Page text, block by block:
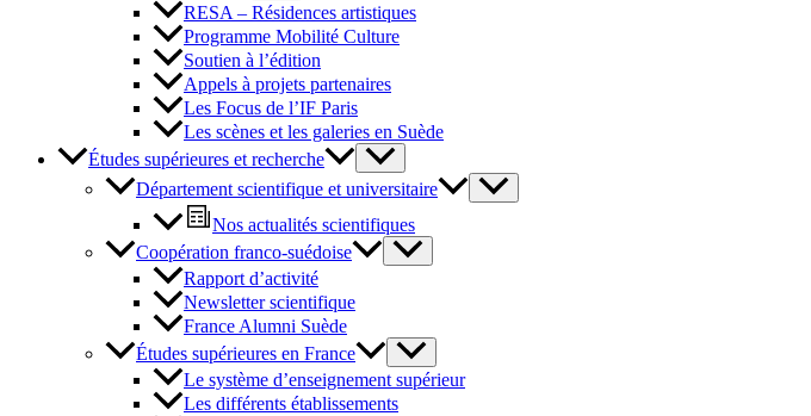
RESA – Résidences artistiques
Programme Mobilité Culture
Soutien à l’édition
Appels à projets partenaires
Les Focus de l’IF Paris
Les scènes et les galeries en Suède
Études supérieures et recherche
Département scientifique et universitaire
Nos actualités scientifiques
Coopération franco-suédoise
Rapport d’activité
Newsletter scientifique
France Alumni Suède
Études supérieures en France
Le système d’enseignement supérieur
Les différents établissements